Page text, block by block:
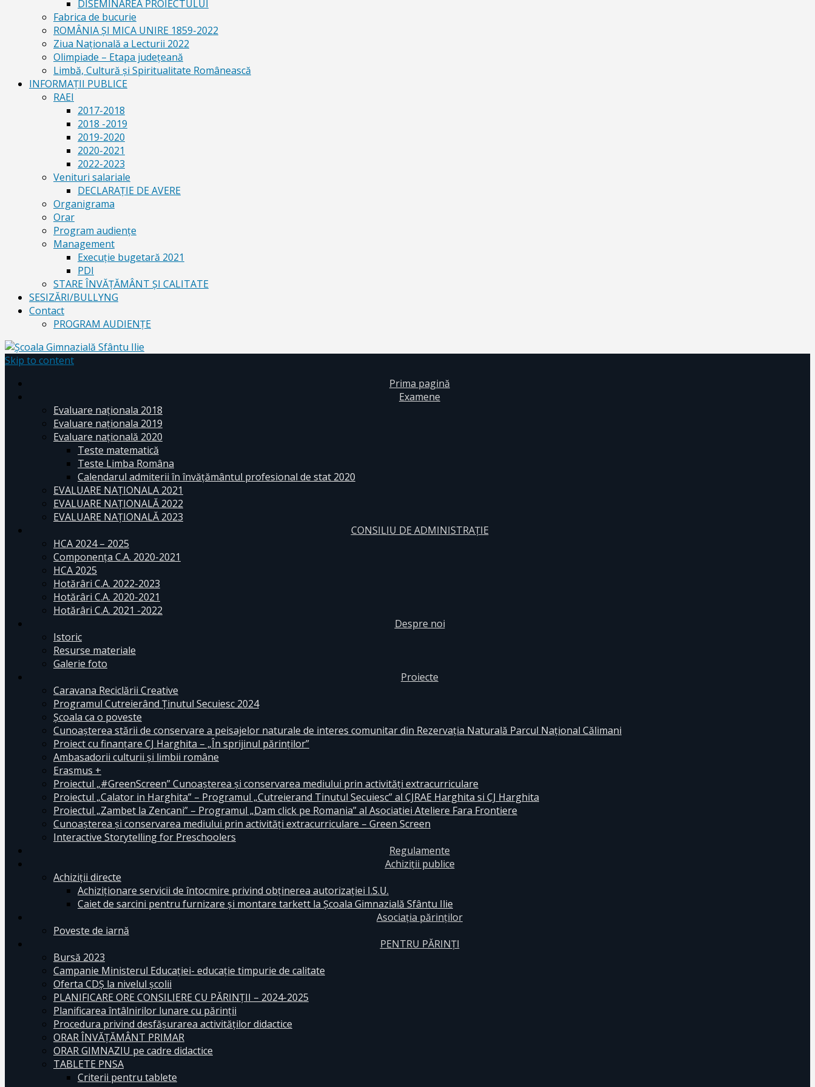
DISEMINAREA PROIECTULUI
Fabrica de bucurie
ROMÂNIA ŞI MICA UNIRE 1859-2022
Ziua Naţională a Lecturii 2022
Olimpiade – Etapa judeţeană
Limbă, Cultură și Spiritualitate Românească
INFORMAŢII PUBLICE
RAEI
2017-2018
2018 -2019
2019-2020
2020-2021
2022-2023
Venituri salariale
DECLARAŢIE DE AVERE
Organigrama
Orar
Program audiențe
Management
Execuţie bugetară 2021
PDI
STARE ÎNVĂȚĂMÂNT ȘI CALITATE
SESIZĂRI/BULLYNG
Contact
PROGRAM AUDIENŢE
Skip to content
Prima pagină
Examene
Evaluare naționala 2018
Evaluare naționala 2019
Evaluare națională 2020
Teste matematică
Teste Limba Româna
Calendarul admiterii în învăţământul profesional de stat 2020
EVALUARE NAȚIONALA 2021
EVALUARE NAŢIONALĂ 2022
EVALUARE NAŢIONALĂ 2023
CONSILIU DE ADMINISTRAȚIE
HCA 2024 – 2025
Componența C.A. 2020-2021
HCA 2025
Hotărâri C.A. 2022-2023
Hotărâri C.A. 2020-2021
Hotărâri C.A. 2021 -2022
Despre noi
Istoric
Resurse materiale
Galerie foto
Proiecte
Caravana Reciclării Creative
Programul Cutreierând Ținutul Secuiesc 2024
Școala ca o poveste
Cunoaşterea stării de conservare a peisajelor naturale de interes comunitar din Rezervaţia Naturală Parcul Naţional Călimani
Proiect cu finanţare CJ Harghita – „În sprijinul părinţilor”
Ambasadorii culturii și limbii române
Erasmus +
Proiectul „#GreenScreen” Cunoașterea şi conservarea mediului prin activităţi extracurriculare
Proiectul „Calator in Harghita” – Programul „Cutreierand Tinutul Secuiesc” al CJRAE Harghita si CJ Harghita
Proiectul „Zambet la Zencani” – Programul „Dam click pe Romania” al Asociatiei Ateliere Fara Frontiere
Cunoașterea și conservarea mediului prin activități extracurriculare – Green Screen
Interactive Storytelling for Preschoolers
Regulamente
Achiziții publice
Achiziții directe
Achiziționare servicii de întocmire privind obținerea autorizației I.S.U.
Caiet de sarcini pentru furnizare și montare tarkett la Școala Gimnazială Sfântu Ilie
Asociația părinților
Poveste de iarnă
PENTRU PĂRINȚI
Bursă 2023
Campanie Ministerul Educației- educație timpurie de calitate
Oferta CDŞ la nivelul şcolii
PLANIFICARE ORE CONSILIERE CU PĂRINȚII – 2024-2025
Planificarea întâlnirilor lunare cu părinții
Procedura privind desfășurarea activităților didactice
ORAR ÎNVĂȚĂMÂNT PRIMAR
ORAR GIMNAZIU pe cadre didactice
TABLETE PNSA
Criterii pentru tablete